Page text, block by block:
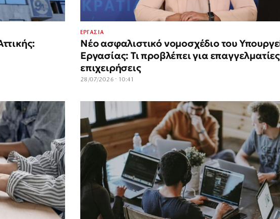
ΕΡΓΑΣΙΑ
Νέο ασφαλιστικό νομοσχέδιο του
Εργασίας: Τι προβλέπει για
επιχειρήσεις
28/07/2026 · 10:41